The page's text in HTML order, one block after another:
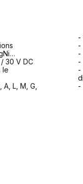
30 V DC
le
L, M, G,
-
-
-
-
-
-